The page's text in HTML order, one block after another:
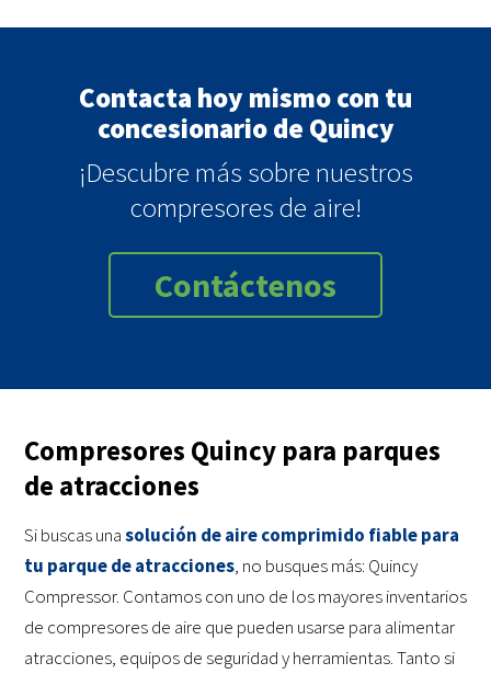
Contacta hoy mismo con tu
concesionario de Quincy
¡Descubre más sobre nuestros
compresores de aire!
Contáctenos
Compresores Quincy para parques
de atracciones
Si buscas unasolución de aire comprimido fiable para
tu parque de atracciones, no busques más: Quincy
Compressor. Contamos con uno de los mayores inventarios
de compresores de aire que pueden usarse para alimentar
atracciones, equipos de seguridad y herramientas. Tanto si